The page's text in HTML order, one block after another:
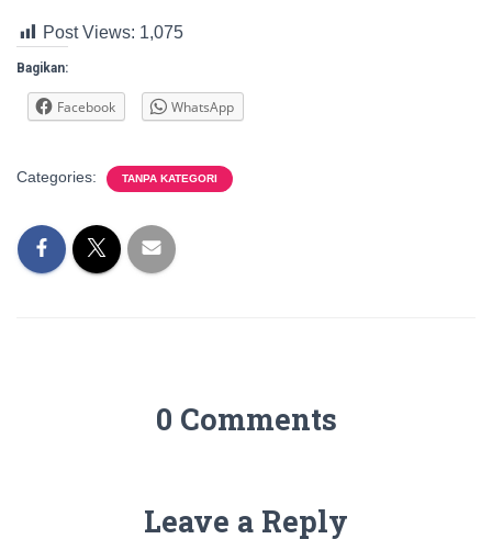
Post Views: 1,075
Bagikan:
Facebook WhatsApp
Categories: TANPA KATEGORI
0 Comments
Leave a Reply